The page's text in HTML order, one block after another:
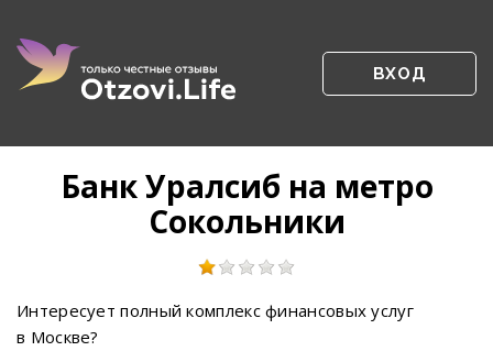
ВХОД
Банк Уралсиб на метро
Сокольники
Интересует полный комплекс финансовых услуг
в Москве?